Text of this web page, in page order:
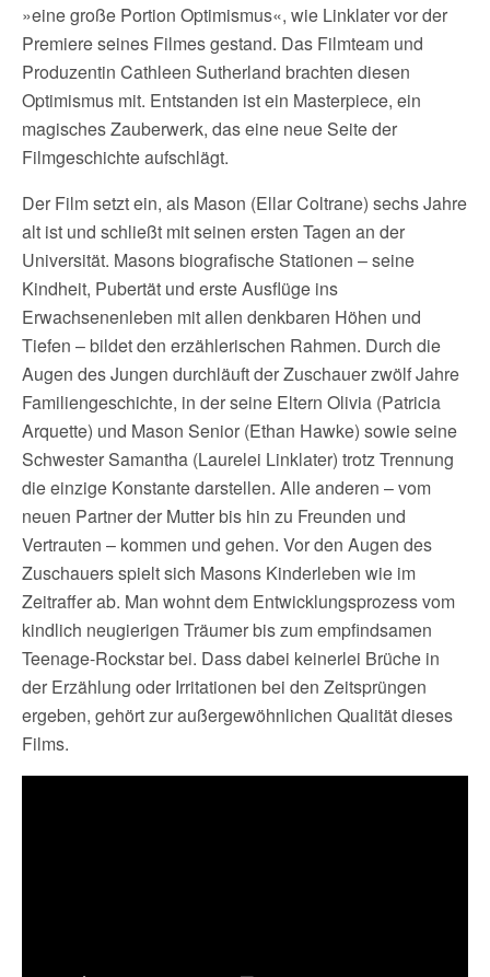
»eine große Portion Optimismus«, wie Linklater vor der
Premiere seines Filmes gestand. Das Filmteam und
Produzentin Cathleen Sutherland brachten diesen
Optimismus mit. Entstanden ist ein Masterpiece, ein
magisches Zauberwerk, das eine neue Seite der
Filmgeschichte aufschlägt.
Der Film setzt ein, als Mason (Ellar Coltrane) sechs Jahre
alt ist und schließt mit seinen ersten Tagen an der
Universität. Masons biografische Stationen – seine
Kindheit, Pubertät und erste Ausflüge ins
Erwachsenenleben mit allen denkbaren Höhen und
Tiefen – bildet den erzählerischen Rahmen. Durch die
Augen des Jungen durchläuft der Zuschauer zwölf Jahre
Familiengeschichte, in der seine Eltern Olivia (Patricia
Arquette) und Mason Senior (Ethan Hawke) sowie seine
Schwester Samantha (Laurelei Linklater) trotz Trennung
die einzige Konstante darstellen. Alle anderen – vom
neuen Partner der Mutter bis hin zu Freunden und
Vertrauten – kommen und gehen. Vor den Augen des
Zuschauers spielt sich Masons Kinderleben wie im
Zeitraffer ab. Man wohnt dem Entwicklungsprozess vom
kindlich neugierigen Träumer bis zum empfindsamen
Teenage-Rockstar bei. Dass dabei keinerlei Brüche in
der Erzählung oder Irritationen bei den Zeitsprüngen
ergeben, gehört zur außergewöhnlichen Qualität dieses
Films.